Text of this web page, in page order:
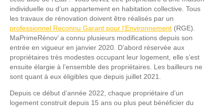
individuelle ou d’un appartement en habitation collective. Tous
les travaux de rénovation doivent être réalisés par un
professionnel Reconnu Garant pour l’Environnement (RGE).
MaPrimeRénov’ a connu plusieurs modifications depuis son
entrée en vigueur en janvier 2020. D’abord réservée aux
propriétaires très modestes occupant leur logement, elle s’est
ensuite élargie à l’ensemble des propriétaires. Les bailleurs ne
sont quant à eux éligibles que depuis juillet 2021.
Depuis ce début d’année 2022, chaque propriétaire d’un
logement construit depuis 15 ans ou plus peut bénéficier du